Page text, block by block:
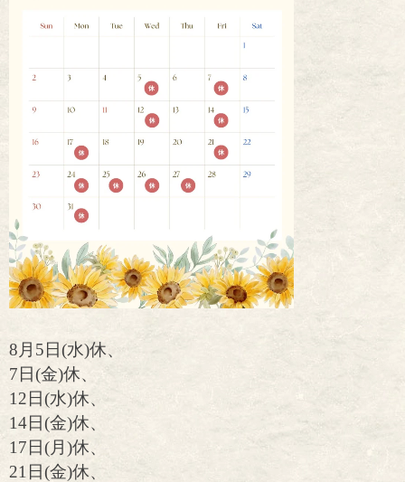
8月5日(水)休、
7日(金)休、
12日(水)休、
14日(金)休、
17日(月)休、
21日(金)休、